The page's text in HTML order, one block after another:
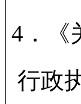
4．《
行政